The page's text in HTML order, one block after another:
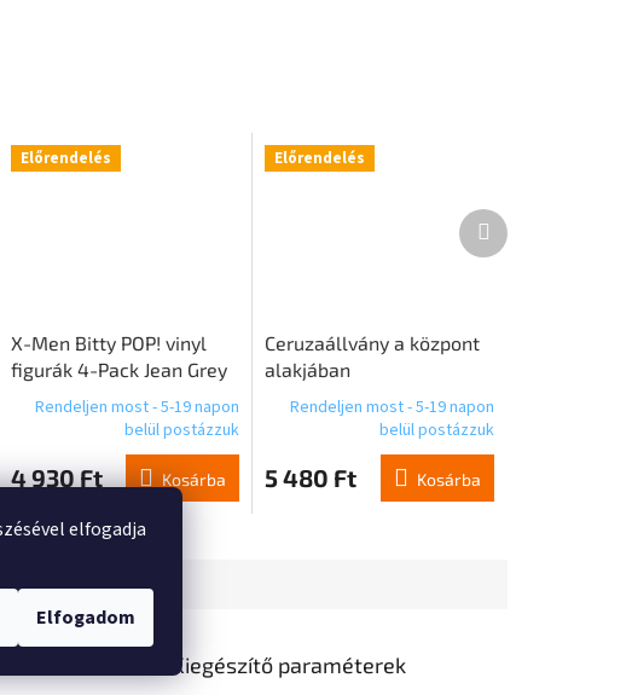
elfogadja
Elfogadom
Előrendelés
X-Men Bitty POP! vinyl
figurák 4-Pack Jean Grey
w/CH 2,5 cm
Rendeljen most - 5-19 napon
belül postázzuk
4 930 Ft Kosárba
Előrendelés
Ceruzaállvány a központ
alakjában
Rendeljen most - 5-19 napon
belül postázzuk
5 480 Ft Kosárba
Következő
termék
Kiegészítő paraméterek